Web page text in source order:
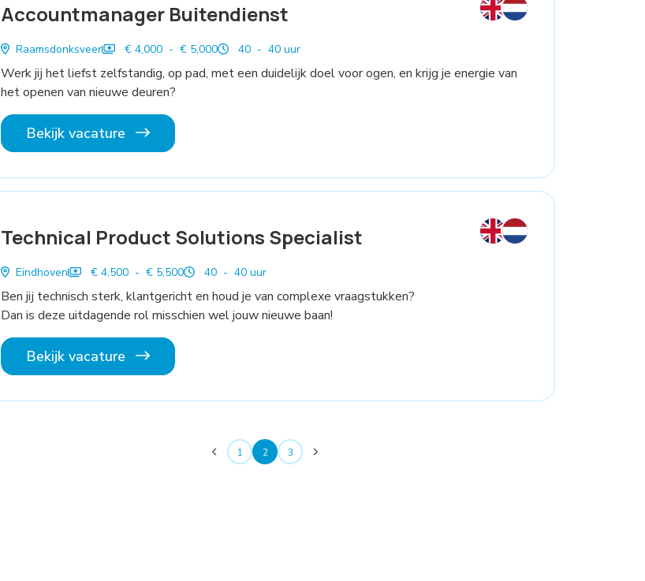
Accountmanager Buitendienst
Raamsdonksveer € 4,000 - € 5,000 40 - 40 uur
Werk jij het liefst zelfstandig, op pad, met een duidelijk doel voor ogen, en krijg je energie van
het openen van nieuwe deuren?
Bekijk vacature
Technical Product Solutions Specialist
Eindhoven € 4,500 - € 5,500 40 - 40 uur
Ben jij technisch sterk, klantgericht en houd je van complexe vraagstukken?
Dan is deze uitdagende rol misschien wel jouw nieuwe baan!
Bekijk vacature
1 2 3